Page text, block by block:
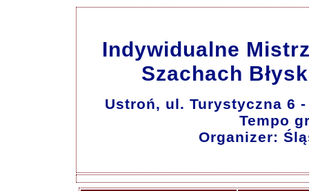
Indywidualne
Szachach
Ustroń, ul. Turystyczna 6 -
Tempo
Organizer: